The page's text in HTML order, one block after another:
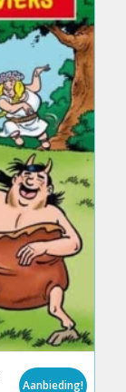
Aanbieding!